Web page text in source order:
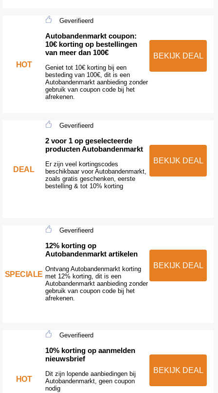
HOT
Geverifieerd
Autobandenmarkt coupon:
10€ korting op bestellingen
van meer dan 100€
Geniet tot 10€ korting bij een
besteding van 100€, dit is een
Autobandenmarkt aanbieding zonder
gebruik van coupon code bij het
afrekenen.
BEKIJK DEAL
DEAL
Geverifieerd
2 voor 1 op geselecteerde
producten Autobandenmarkt
Er zijn veel kortingscodes
beschikbaar voor Autobandenmarkt,
zoals gratis geschenken, eerste
bestelling & tot 10% korting
BEKIJK DEAL
SPECIALE
Geverifieerd
12% korting op
Autobandenmarkt artikelen
Ontvang Autobandenmarkt korting
met 12% korting, dit is een
Autobandenmarkt aanbieding zonder
gebruik van coupon code bij het
afrekenen.
BEKIJK DEAL
HOT
Geverifieerd
10% korting op aanmelden
nieuwsbrief
Dit zijn lopende aanbiedingen bij
Autobandenmarkt, geen coupon
nodig
BEKIJK DEAL